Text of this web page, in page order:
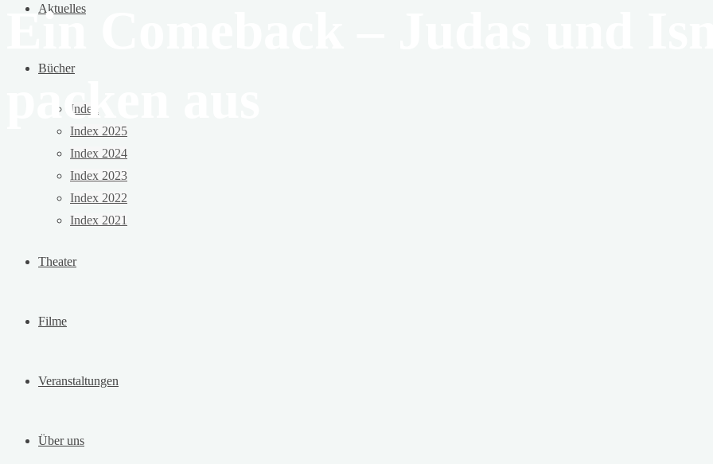
Aktuelles
Bücher
Index
Index 2025
Index 2024
Index 2023
Index 2022
Index 2021
Theater
Filme
Veranstaltungen
Über uns
Ein Comeback – Judas und
packen aus